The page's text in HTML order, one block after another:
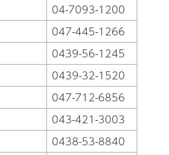
04-7093-1200
047-445-1266
0439-56-1245
0439-32-1520
047-712-6856
043-421-3003
0438-53-8840